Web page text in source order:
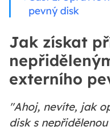
pevný disk
Jak získat
externího
"Ahoj, nevíte, jak
disk s